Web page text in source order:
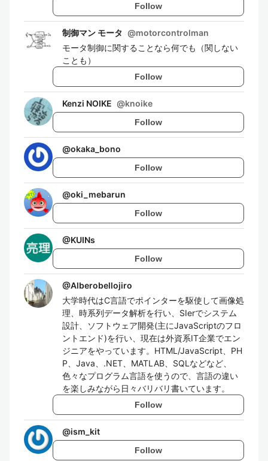
Follow
制御マン モータ @motorcontrolman
モータ制御に関することなら何でも（関しない
ことも）
Follow
Kenzi NOIKE @knoike
Follow
@okaka_bono
Follow
@oki_mebarun
Follow
@KUINs
Follow
@Alberobellojiro
大学時代はC言語でポインターを駆使して画像処
理、時系列データ解析を行い、SIerでシステム
設計、ソフトウェア開発(主にJavaScriptのフロ
ントエンド)を行い、現在は外資系IT企業でエン
ジニアをやっています。HTML/JavaScript、PH
P、Java、.NET、MATLAB、SQLなどなど、
色々なプログラム言語を使うので、言語の違い
を楽しみながら日々バリバリ書いています。
Follow
@ism_kit
Follow